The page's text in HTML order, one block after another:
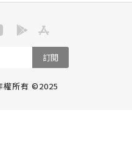
訂閱
權所有 ©2025